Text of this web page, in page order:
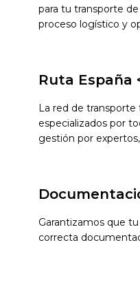
para tu transporte
proceso logístico y
Ruta España
La red de transporte
especializados por
gestión por
Garantizamos que
correcta